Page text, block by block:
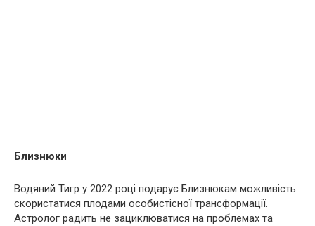
Близнюки
Водяний Тигр у 2022 році подарує Близнюкам можливість
скористатися плодами особистісної трансформації.
Астролог радить не зациклюватися на проблемах та